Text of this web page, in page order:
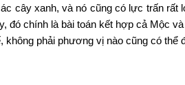
cây xanh, và nó cũng có lực trấn rất
chính là bài toán kết hợp cả Mộc
không phải phương vị nào cũng có thể